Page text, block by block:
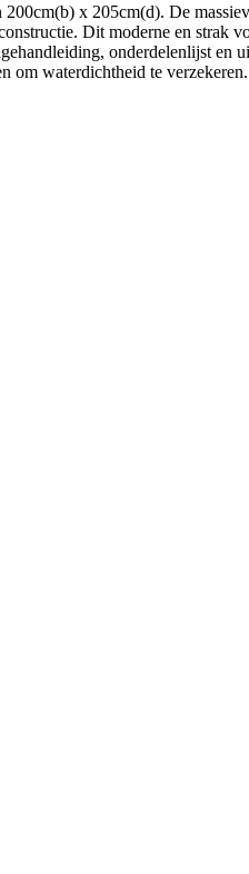
x 205cm(d). De
Dit moderne en
onderdelenlijst en
om waterdichtheid te